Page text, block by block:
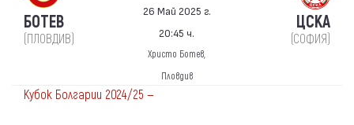
БОТЕВ
(ПЛОВДИВ)
26 Май 2025 г.
20:45 ч.
Христо Ботев,
Пловдив
ЦСКА
(СОФИЯ)
Кубок Болгарии 2024/25 —